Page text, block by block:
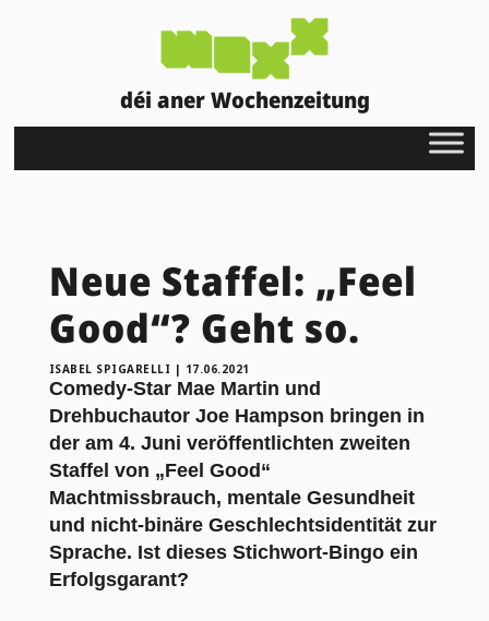
déi aner Wochenzeitung
Neue Staffel: „Feel
Good“? Geht so.
ISABEL SPIGARELLI | 17.06.2021
Comedy-Star Mae Martin und
Drehbuchautor Joe Hampson bringen in
der am 4. Juni veröffentlichten zweiten
Staffel von „Feel Good“
Machtmissbrauch, mentale Gesundheit
und nicht-binäre Geschlechtsidentität zur
Sprache. Ist dieses Stichwort-Bingo ein
Erfolgsgarant?